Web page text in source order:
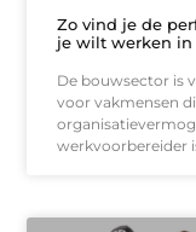
Zo vind je de
je wilt werken
De bouwsector is
voor vakmensen
werkvoorbereider